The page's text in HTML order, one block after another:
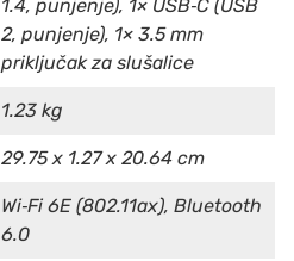
1.4, punjenje), 1× USB‑C (USB
2, punjenje), 1× 3.5 mm
priključak za slušalice
1.23 kg
29.75 x 1.27 x 20.64 cm
Wi‑Fi 6E (802.11ax), Bluetooth
6.0